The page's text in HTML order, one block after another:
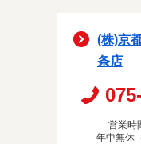
(株)京
条店
営業時
年中無休